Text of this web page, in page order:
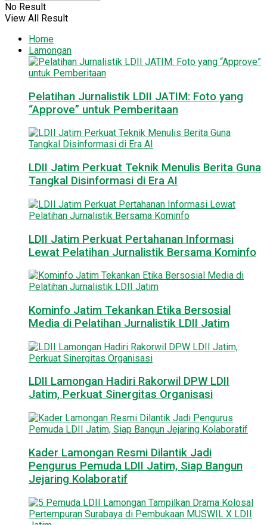
No Result
View All Result
Home
Lamongan
Pelatihan Jurnalistik LDII JATIM: Foto yang
“Approve” untuk Pemberitaan
LDII Jatim Perkuat Teknik Menulis Berita Guna
Tangkal Disinformasi di Era AI
LDII Jatim Perkuat Pertahanan Informasi
Lewat Pelatihan Jurnalistik Bersama Kominfo
Kominfo Jatim Tekankan Etika Bersosial
Media di Pelatihan Jurnalistik LDII Jatim
LDII Lamongan Hadiri Rakorwil DPW LDII
Jatim, Perkuat Sinergitas Organisasi
Kader Lamongan Resmi Dilantik Jadi
Pengurus Pemuda LDII Jatim, Siap Bangun
Jejaring Kolaboratif